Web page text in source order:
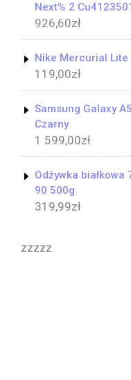
Next% 2
926,60zł
Nike Mercurial Lite
119,00zł
Samsung Galaxy
Czarny
1 599,00zł
Odżywka
90 500g
319,99zł
zzzzz